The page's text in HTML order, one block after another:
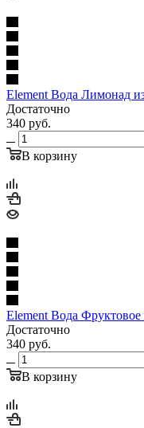
Element Вода Лимонад
Достаточно
340 руб.
В корзину
Element Вода
Достаточно
340 руб.
В корзину